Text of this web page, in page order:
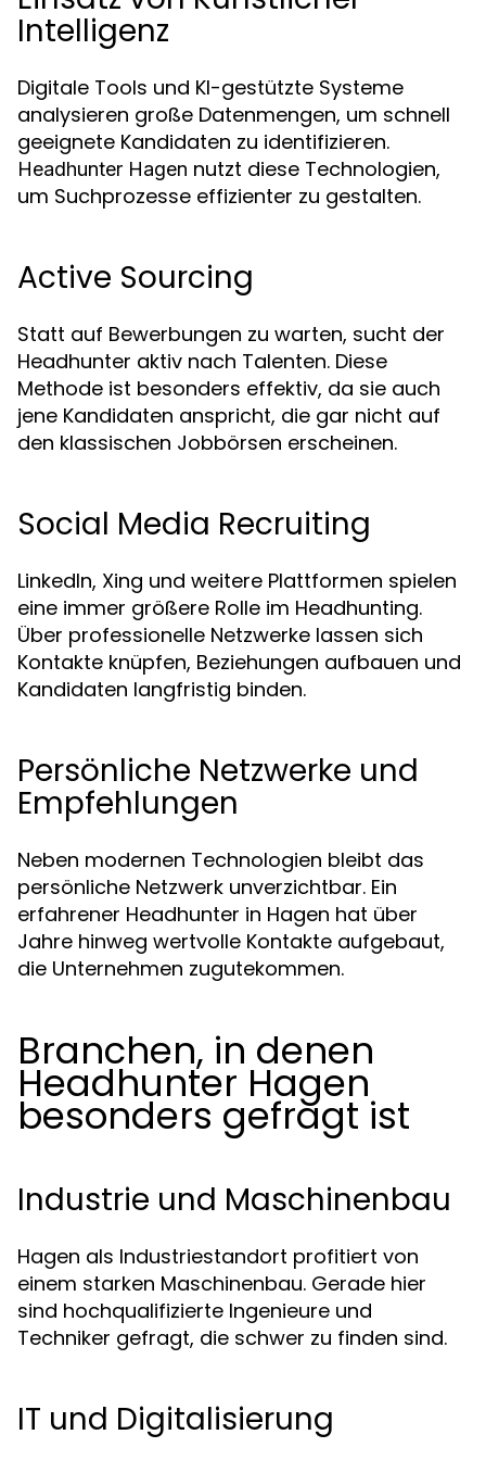
Intelligenz
Digitale Tools und KI-gestützte Systeme
analysieren große Datenmengen, um schnell
geeignete Kandidaten zu identifizieren.
Headhunter Hagen nutzt diese Technologien,
um Suchprozesse effizienter zu gestalten.
Active Sourcing
Statt auf Bewerbungen zu warten, sucht der
Headhunter aktiv nach Talenten. Diese
Methode ist besonders effektiv, da sie auch
jene Kandidaten anspricht, die gar nicht auf
den klassischen Jobbörsen erscheinen.
Social Media Recruiting
LinkedIn, Xing und weitere Plattformen spielen
eine immer größere Rolle im Headhunting.
Über professionelle Netzwerke lassen sich
Kontakte knüpfen, Beziehungen aufbauen und
Kandidaten langfristig binden.
Persönliche Netzwerke und
Empfehlungen
Neben modernen Technologien bleibt das
persönliche Netzwerk unverzichtbar. Ein
erfahrener Headhunter in Hagen hat über
Jahre hinweg wertvolle Kontakte aufgebaut,
die Unternehmen zugutekommen.
Branchen, in denen
Headhunter Hagen
besonders gefragt ist
Industrie und Maschinenbau
Hagen als Industriestandort profitiert von
einem starken Maschinenbau. Gerade hier
sind hochqualifizierte Ingenieure und
Techniker gefragt, die schwer zu finden sind.
IT und Digitalisierung